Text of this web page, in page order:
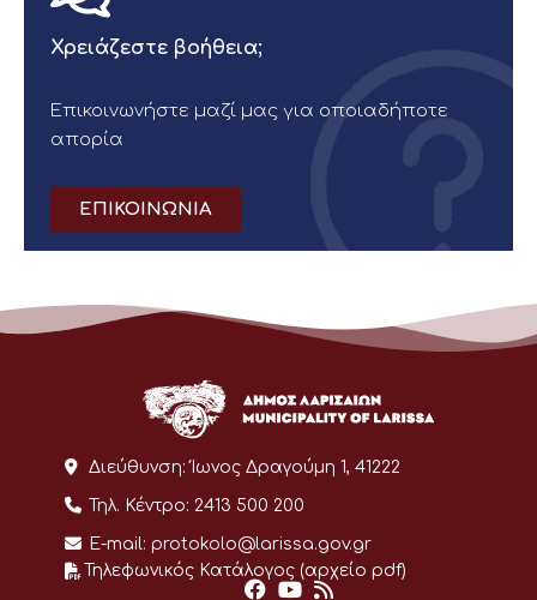
Χρειάζεστε βοήθεια;
Επικοινωνήστε μαζί μας για οποιαδήποτε
απορία
ΕΠΙΚΟΙΝΩΝΙΑ
Διεύθυνση: Ίωνος Δραγούμη 1, 41222
Τηλ. Κέντρο: 2413 500 200
E-mail: protokolo@larissa.gov.gr
Τηλεφωνικός Κατάλογος (αρχείο pdf)